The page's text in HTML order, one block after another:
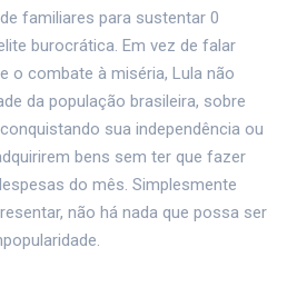
familiares para sustentar 0
burocrática. Em vez de falar
o combate à miséria, Lula não
da população brasileira, sobre
sua independência ou
bens sem ter que fazer
do mês. Simplesmente
não há nada que possa ser